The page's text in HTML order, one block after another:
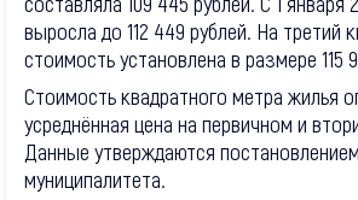
выросла до 112 449 рублей. На третий
стоимость установлена в размере 115
Стоимость квадратного метра жилья
усреднённая цена на первичном и
Данные утверждаются
муниципалитета.